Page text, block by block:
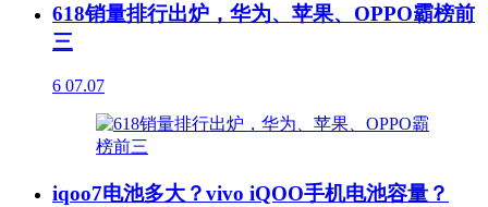
618销量排行出炉，华为、苹果、OPPO霸榜前
三
6 07.07
iqoo7电池多大？vivo iQOO手机电池容量？